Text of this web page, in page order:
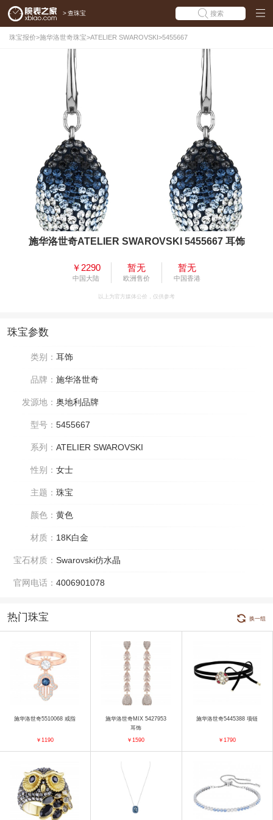
> 查珠宝 搜索
珠宝报价>施华洛世奇珠宝>ATELIER SWAROVSKI>5455667
施华洛世奇ATELIER SWAROVSKI 5455667 耳饰
￥2290
中国大陆
暂无
欧洲售价
暂无
中国香港
以上为官方媒体公价，仅供参考
珠宝参数
类别： 耳饰
品牌： 施华洛世奇
发源地： 奥地利品牌
型号： 5455667
系列： ATELIER SWAROVSKI
性别： 女士
主题： 珠宝
颜色： 黄色
材质： 18K白金
宝石材质： Swarovski仿水晶
官网电话： 4006901078
热门珠宝 换一组
施华洛世奇5510068 戒指
￥1190
施华洛世奇MIX 5427953
耳饰
￥1590
施华洛世奇5445388 项链
￥1790